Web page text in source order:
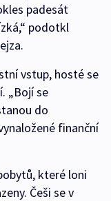
padesát
podotkl
vstup, hosté se
„Bojí se
do
finanční
které loni
Češi se v